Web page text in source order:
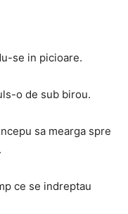
se in picioare.
o de sub birou.
sa mearga spre
ce se indreptau